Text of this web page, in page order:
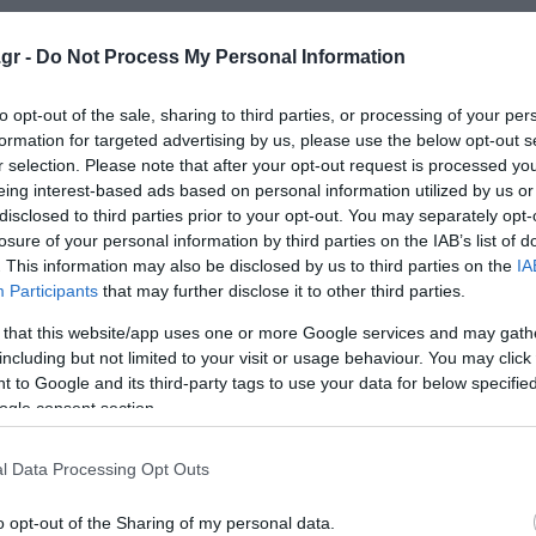
- Do Not Process My Personal Information
opt-out of the sale, sharing to third parties, or processing of your
for targeted advertising by us, please use the below opt-out
selection. Please note that after your opt-out request is processed
interest-based ads based on personal information utilized by us
to third parties prior to your opt-out. You may separately
of your personal information by third parties on the IAB’s list of
This information may also be disclosed by us to third parties on the
Participants that may further disclose it to other third parties.
that this website/app uses one or more Google services and may
but not limited to your visit or usage behaviour. You may
to Google and its third-party tags to use your data for below
consent section.
Data Processing Opt Outs
opt-out of the Sharing of my personal data.
του ΕΦΚΑ και συνοδεύεται από υπεύθυνη δήλωση
δεν υπάρχει πλέον.
το αίτημα στο υποκατάστημα του τόπου
του ελέγχου εκδίδεται σχετική απόφαση, η οποία
πρόκειται για πολύ παλιές περιόδους εργασίας ή
που διαθέτει ο ασφαλισμένος. Όσο περισσότερα